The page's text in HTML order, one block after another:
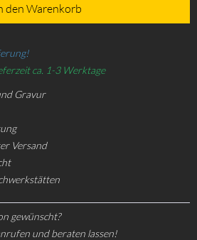
den Warenkorb
ca. 1-3 Werktage
Gravur
Versand
gewünscht?
und beraten lassen!